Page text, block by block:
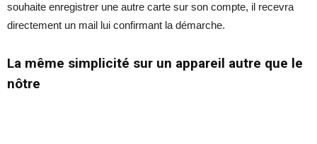
souhaite enregistrer une autre carte sur son compte, il recevra
directement un mail lui confirmant la démarche.
La même simplicité sur un appareil autre que le
nôtre